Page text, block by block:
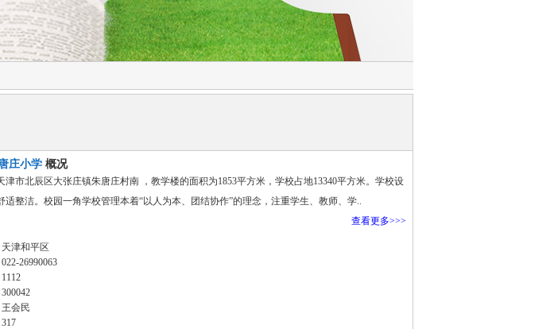
庄小学 概况
津市北辰区大张庄镇朱唐庄村南 ，教学楼的面积为1853平方米，学校占地13340平方米。学校设
适整洁。校园一角学校管理本着“以人为本、团结协作”的理念，注重学生、教师、学..
查看更多>>>
天津和平区
022-26990063
1112
300042
王会民
317